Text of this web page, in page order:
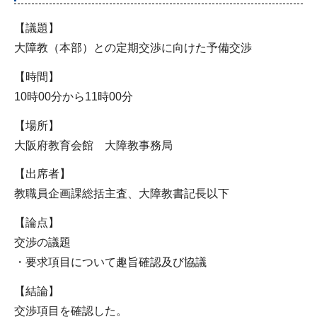
【議題】
大障教（本部）との定期交渉に向けた予備交渉
【時間】
10時00分から11時00分
【場所】
大阪府教育会館 大障教事務局
【出席者】
教職員企画課総括主査、大障教書記長以下
【論点】
交渉の議題
・要求項目について趣旨確認及び協議
【結論】
交渉項目を確認した。